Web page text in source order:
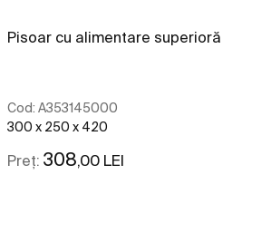
Pisoar cu alimentare superioră
Cod: A353145000
300 x 250 x 420
Preț: 308 ,00 LEI